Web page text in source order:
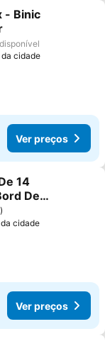
favoritos
- Binic
da cidade
Ver preços
favoritos
14
De
cidade
Ver preços